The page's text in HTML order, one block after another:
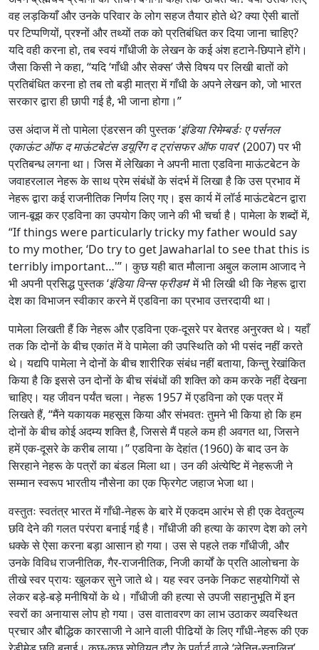
वह लड़कियाँ और उनके परिवार के लोग सहज तैयार होते थे? क्या ऐसी बातों
पर टिप्पणियों, प्रश्नों और तथ्यों तक को प्रतिबंधित कर दिया जाना चाहिए?
यदि वही करना हो, तब स्वयं गाँधीजी के लेखन के कई अंश हटाने-छिपाने होंगे।
जैसा किसी ने कहा, “यदि ‘गाँधी और सेक्स’ जैसे विषय पर लिखी बातों को
प्रतिबंधित करना हो तब तो बड़ी मात्रा में गाँधी के अपने लेखन को, जो भारत
सरकार द्वारा ही छापी गई है, भी जाना होगा।”
उस अंदाज में तो पामेला एंडरसन की पुस्तक ‘इंडिया रिमेम्बर्डः ए पर्सनल
एकाऊंट ऑफ द माऊंटबेटंस डयूरिंग द ट्रांसफर ऑफ पावर’ (2007) पर भी
प्रतिबन्ध लगना था। जिस में लेखिका ने अपनी माता एडविना माऊंटबेटन के
जवाहरलाल नेहरू के साथ प्रेम संबंधों के संदर्भ में लिखा है कि उस प्रभाव में
नेहरू द्वारा कई राजनीतिक निर्णय लिए गए। इस कार्य में लॉर्ड माऊंटबेटन द्वारा
जान-बूझ कर एडविना का उपयोग किए जाने की भी चर्चा है। पामेला के शब्दों में,
“If things were particularly tricky my father would say
to my mother, ‘Do try to get Jawaharlal to see that this is
terribly important…'”। कुछ यही बात मौलाना अबुल कलाम आजाद ने
भी अपनी प्रसिद्ध पुस्तक ‘इंडिया विन्स फ्रीडम’ में भी लिखी थी कि नेहरू द्वारा
देश का विभाजन स्वीकार करने में एडविना का प्रभाव उत्तरदायी था।
पामेला लिखती हैं कि नेहरू और एडविना एक-दूसरे पर बेतरह अनुरक्त थे। यहाँ
तक कि दोनों के बीच एकांत में वे पामेला की उपस्थिति को भी पसंद नहीं करते
थे। यद्यपि पामेला ने दोनों के बीच शारीरिक संबंध नहीं बताया, किन्तु रेखांकित
किया है कि इससे उन दोनों के बीच संबंधों की शक्ति को कम करके नहीं देखना
चाहिए। यह जीवन पर्यंत चला। नेहरू 1957 में एडविना को एक पत्र में
लिखते हैं, “मैंने यकायक महसूस किया और संभवतः तुमने भी किया हो कि हम
दोनों के बीच कोई अदम्य शक्ति है, जिससे मैं पहले कम ही अवगत था, जिसने
हमें एक-दूसरे के करीब लाया।” एडविना के देहांत (1960) के बाद उन के
सिरहाने नेहरू के पत्रों का बंडल मिला था। उन की अंत्येष्टि में नेहरूजी ने
सम्मान स्वरूप भारतीय नौसेना का एक फ्रिगेट जहाज भेजा था।
वस्तुतः स्वतंत्र भारत में गाँधी-नेहरू के बारे में एकदम आरंभ से ही एक देवतुल्य
छवि देने की गलत परंपरा बनाई गई है। गाँधीजी की हत्या के कारण देश को लगे
धक्के से ऐसा करना बड़ा आसान हो गया। उस से पहले तक गाँधीजी, और
उनके विविध राजनीतिक, गैर-राजनीतिक, निजी कार्यों के प्रति आलोचना के
तीखे स्वर प्रायः खुलकर सुने जाते थे। यह स्वर उनके निकट सहयोगियों से
लेकर बड़े-बड़े मनीषियों के थे। गाँधीजी की हत्या से उपजी सहानुभूति में इन
स्वरों का अनायास लोप हो गया। उस वातावरण का लाभ उठाकर व्यवस्थित
प्रचार और बौद्धिक कारसाजी ने आने वाली पीढियों के लिए गाँधी-नेहरू की एक